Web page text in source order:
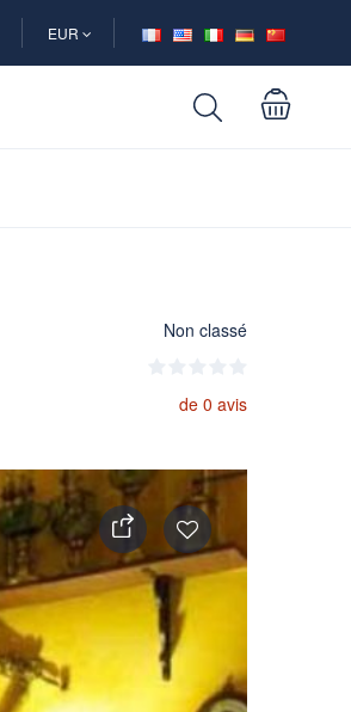
EUR
Non classé
de 0 avis